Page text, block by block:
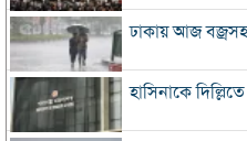
ঢাকায় আজ বজ্রসহ
হাসিনাকে